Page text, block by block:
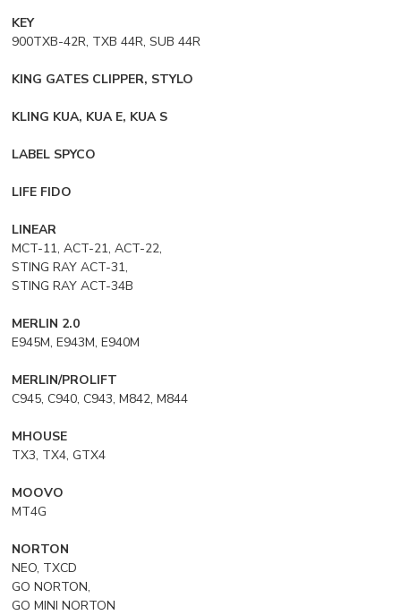
KEY
900TXB-42R, TXB 44R, SUB 44R
KING GATES CLIPPER, STYLO
KLING KUA, KUA E, KUA S
LABEL SPYCO
LIFE FIDO
LINEAR
MCT-11, ACT-21, ACT-22,
STING RAY ACT-31,
STING RAY ACT-34B
MERLIN 2.0
E945M, E943M, E940M
MERLIN/PROLIFT
C945, C940, C943, M842, M844
MHOUSE
TX3, TX4, GTX4
MOOVO
MT4G
NORTON
NEO, TXCD
GO NORTON,
GO MINI NORTON